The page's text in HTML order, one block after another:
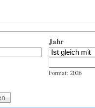
Jahr
Format: 2026